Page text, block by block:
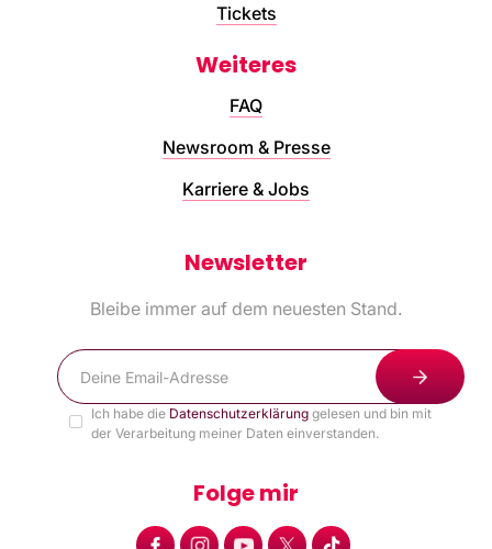
Tickets
Weiteres
FAQ
Newsroom & Presse
Karriere & Jobs
Newsletter
Bleibe immer auf dem neuesten Stand.
Ich habe die Datenschutzerklärung gelesen und bin mit
der Verarbeitung meiner Daten einverstanden.
Folge mir